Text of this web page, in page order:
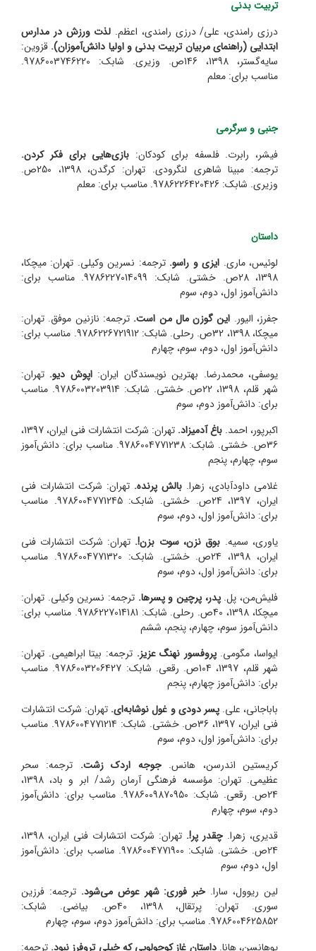
تربیت بدنی
درزی رامندی، علی/ درزی رامندی، اعظم. لذت ورزش در مدارس
ابتدایی (راهنمای مربیان تربیت بدنی و اولیا دانش‌آموزان). قزوین:
سایه‌گستر، 1398، 146ص. وزیری. شابک: 9786003746220.
مناسب برای: معلم
جنبی و سرگرمی
فیشر، رابرت. فلسفه برای کودکان: بازی‌هایی برای فکر کردن.
ترجمه: مبینا شاهری لنگرودی. تهران: کرگدن، 1398، 250ص.
وزیری. شابک: 9786226420426. مناسب برای: معلم
داستان
لوئیس، ماری. ایزی و راسو.ترجمه: نسرین وکیلی. تهران: میچکا،
1398، 28ص. خشتی. شابک: 9786227014099. مناسب برای:
دانش‌آموز اول، دوم، سوم
جفرز، الیور. این گوزن مال من است.ترجمه: نازنین موفق. تهران:
میچکا، 1398، 32ص. رحلی. شابک: 9786226721912. مناسب برای:
دانش‌آموز اول، دوم، سوم، چهارم
یوسفی، محمدرضا. بهترین نویسندگان ایران:اپوش دیو. تهران:
شهر قلم، 1398، 22ص. خشتی. شابک: 9786003203914. مناسب
برای: دانش‌آموز دوم، سوم
اکبرپور، احمد. باغ آدمیزاد.
تهران: شرکت انتشارات فنی ایران، 1397،
36ص. خشتی. شابک: 9786004771238. مناسب برای: دانش‌آموز
سوم، چهارم، پنجم
غلامی داودآبادی، زهرا. بالش پرنده. تهران: شرکت انتشارات فنی
ایران، 1397، 24ص. خشتی. شابک: 9786004771245. مناسب
برای: دانش‌آموز اول، دوم، سوم
یاوری، سمیه. بوق نزن، سوت بزن!. تهران: شرکت انتشارات فنی
ایران، 1398، 24ص. خشتی. شابک: 9786004771320. مناسب
برای: دانش‌آموز اول، دوم، سوم
فلیش‌من، پل.پدر، پرچین و پسرها. ترجمه: نسرین وکیلی. تهران:
میچکا، 1398، 40ص. رحلی. شابک: 9786227014181. مناسب برای:
دانش‌آموز سوم، چهارم، پنجم، ششم
ایواسا، مگومی.پروفسور نهنگ عزیز.ترجمه: بیتا ابراهیمی. تهران:
شهر قلم، 1397، 104ص. رقعی. شابک: 9786003206427. مناسب
برای: دانش‌آموز چهارم، پنجم
باباجانی، علی.پسر دودی و غول نوشابه‌ای. تهران: شرکت انتشارات
فنی ایران، 1397، 36ص. خشتی. شابک: 9786004771214. مناسب
برای: دانش‌آموز اول، دوم، سوم
کریستین اندرسن، هانس.جوجه اردک زشت. ترجمه: سحر
عظیمی. تهران: مؤسسه فرهنگی آرمان رشد/ ابر و باد، 1398،
24ص. رقعی. شابک: 9786009870950. مناسب برای: دانش‌آموز
دوم، سوم، چهارم
قدیری، زهرا. چقدر پر!.
تهران: شرکت انتشارات فنی ایران، 1398،
24ص. خشتی. شابک: 9786004771900. مناسب برای: دانش‌آموز
اول، دوم، سوم
لین ریوول، سارا. خبر فوری: شهر عوض می‌شود.ترجمه: فرزین
سوری. تهران: پرتقال، 1398، 40ص. بیاضی. شابک:
9786004625852. مناسب برای: دانش‌آموز دوم، سوم، چهارم
یوهانسن، هانا.داستان غاز کوچولویی که خیلی تر‌و‌فرز نبود. ترجمه: